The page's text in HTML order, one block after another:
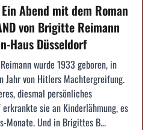
Ein Abend mit dem Roman
von Brigitte Reimann
Haus Düsseldorf
wurde 1933 geboren, in
Jahr von Hitlers Machtergreifung.
diesmal persönliches
sie an Kinderlähmung, es
Monate. Und in Brigittes B...